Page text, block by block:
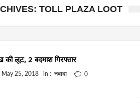
TOLL PLAZA LOOT
की लूट, 2 बदमाश गिरफ्तार
May 25, 2018 in : नवादा 0